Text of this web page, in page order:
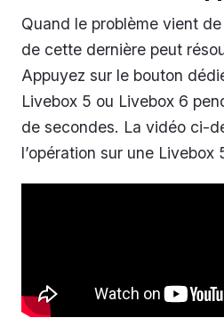
Quand le problème vient
de cette dernière peut
Appuyez sur le bouton
Livebox 5 ou Livebox 6
de secondes. La vidéo ci-
l’opération sur une Livebox